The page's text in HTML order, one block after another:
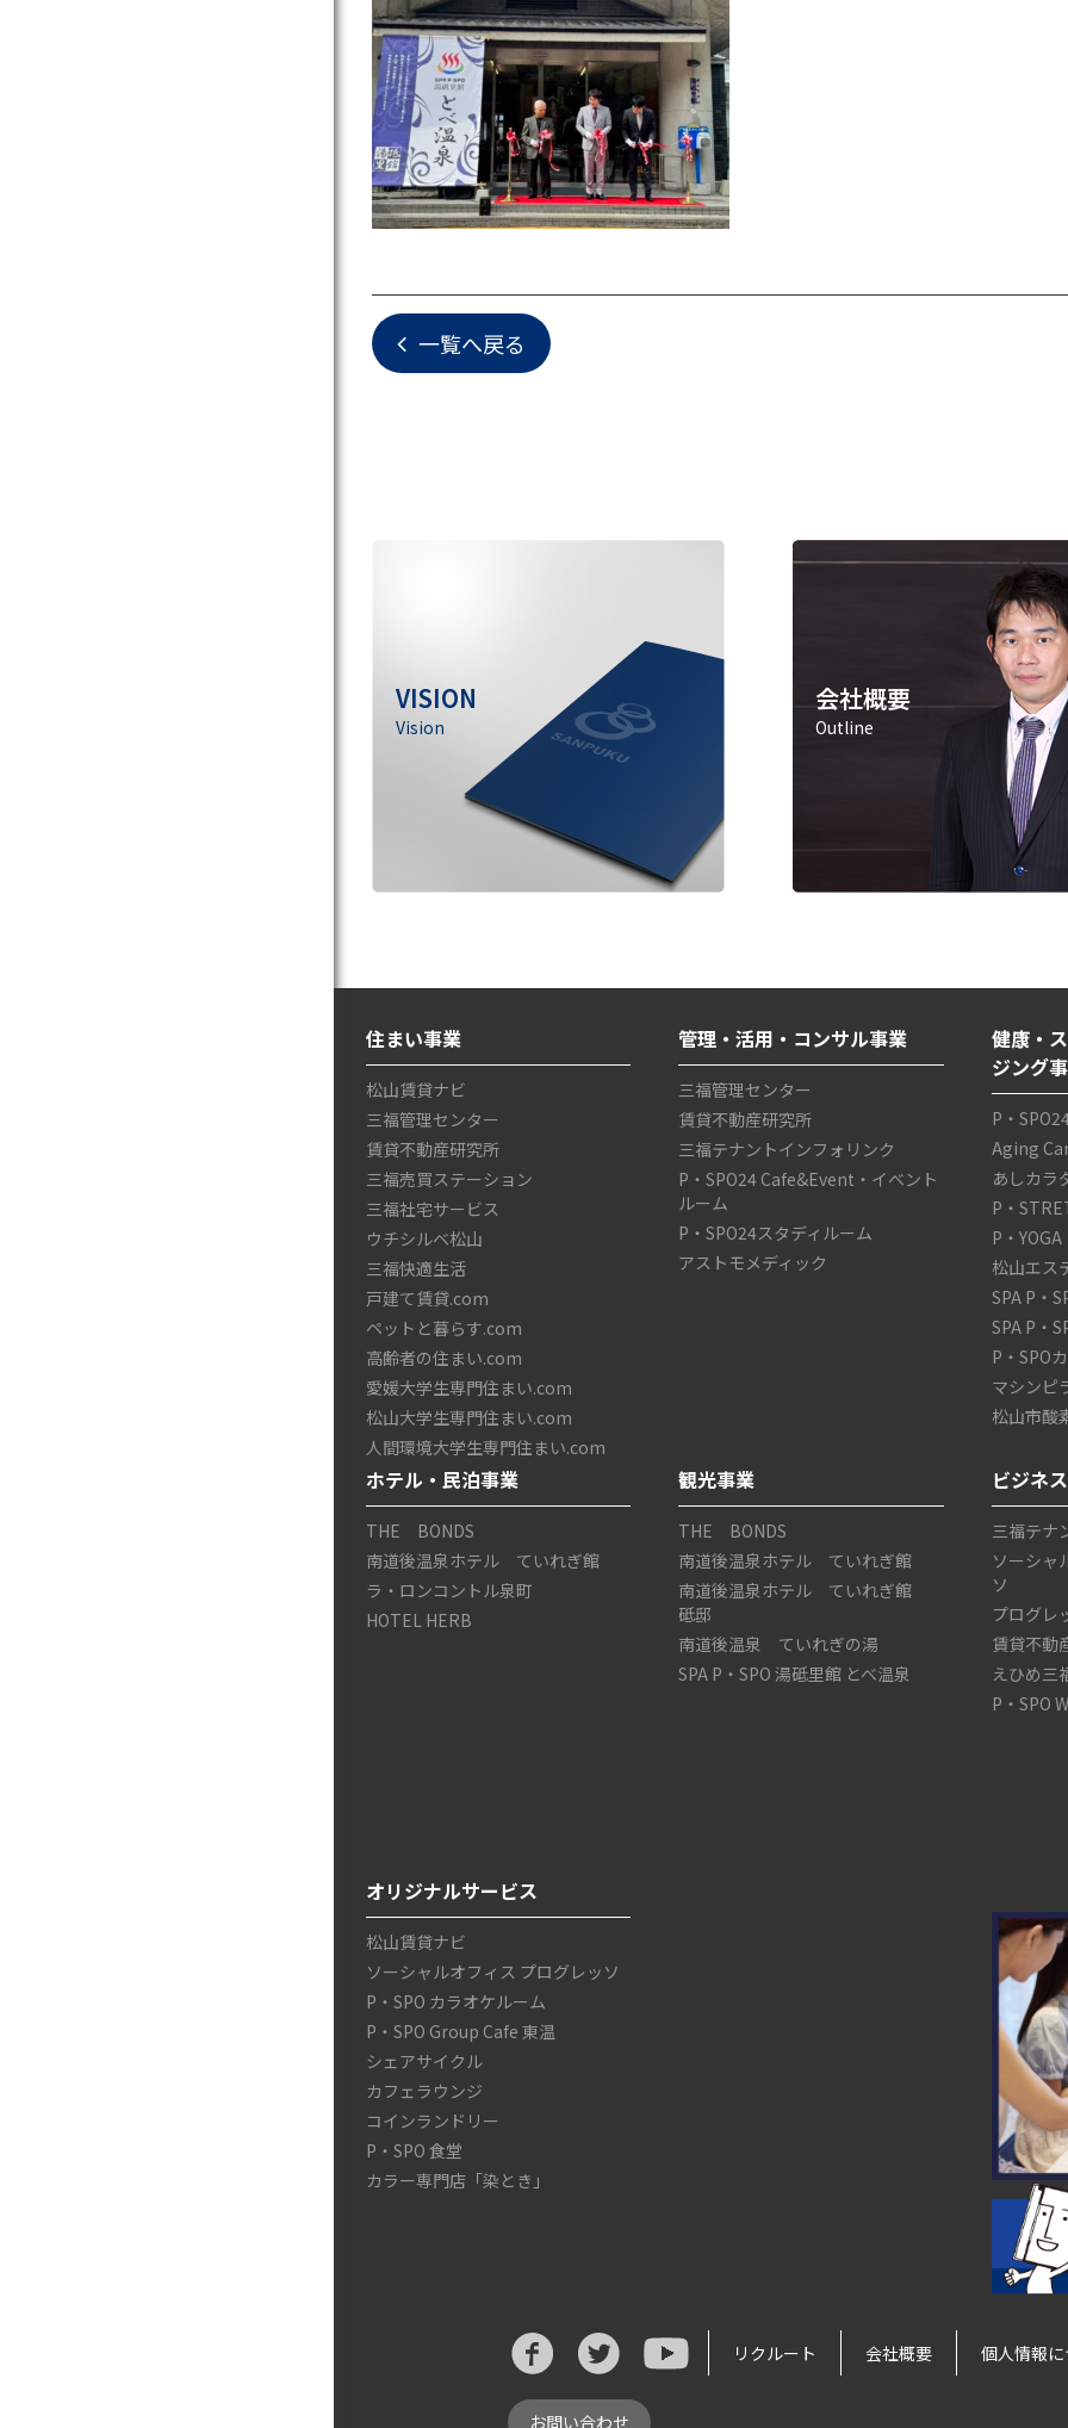
一覧へ戻る
VISION
Vision
会社概要
Outline
住まい事業
松山賃貸ナビ
三福管理センター
賃貸不動産研究所
三福売買ステーション
三福社宅サービス
ウチシルベ松山
三福快適生活
戸建て賃貸.com
ペットと暮らす.com
高齢者の住まい.com
愛媛大学生専門住まい.com
松山大学生専門住まい.com
人間環境大学生専門住まい.com
管理・活用・コンサル事業
三福管理センター
賃貸不動産研究所
三福テナントインフォリンク
P・SPO24 Cafe&Event・イベント
ルーム
P・SPO24スタディルーム
アストモメディック
健康・
ジング
P・
Aging
あしカラ
P・
P・YOGA
松山エス
SPA P・
SPA P・
P・SPO
マシンピ
松山市酸
ホテル・民泊事業
THE BONDS
南道後温泉ホテル ていれぎ館
ラ・ロンコントル泉町
HOTEL HERB
観光事業
THE BONDS
南道後温泉ホテル ていれぎ館
南道後温泉ホテル ていれぎ館
砥邸
南道後温泉 ていれぎの湯
SPA P・SPO 湯砥里館 とべ温泉
ビジネ
三福テナ
ソーシ
ソ
プログレ
賃貸不動
えひめ三
P・SPO
オリジナルサービス
松山賃貸ナビ
ソーシャルオフィス プログレッソ
P・SPO カラオケルーム
P・SPO Group Cafe 東温
シェアサイクル
カフェラウンジ
コインランドリー
P・SPO 食堂
カラー専門店「染とき」
リクルート 会社概要 個人情報に
お問い合わせ